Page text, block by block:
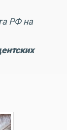
РФ на